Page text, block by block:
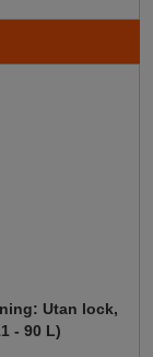
Utan lock,
- 90 L)